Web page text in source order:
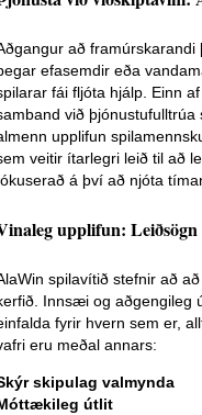
að framúrskarandi
efasemdir eða
fái fljóta hjálp. Einn
við
upplifun
veitir ítarlegri leið til að
á því að njóta
upplifun:
spilavítið stefnir að
Innsæi og aðgengileg
fyrir hvern sem er,
eru meðal annars:
skipulag valmynda
útlit